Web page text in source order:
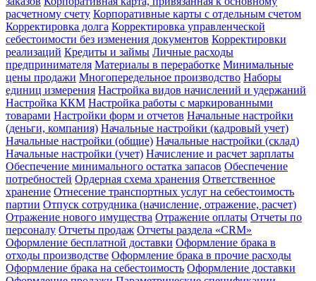
расчетному счету Корпоративные карты с отдельным счетом
Корректировка долга Корректировка управленческой
себестоимости без изменения документов Корректировки
реализаций Кредиты и займы Личные расходы
предпринимателя Материалы в переработке Минимальные
цены продажи Многопередельное производство Наборы
единиц измерения Настройка видов начислений и удержаний
Настройка ККМ Настройка работы с маркированными
товарами Настройки форм и отчетов Начальные настройки
(деньги, компания) Начальные настройки (кадровый учет)
Начальные настройки (общие) Начальные настройки (склад)
Начальные настройки (учет) Начисление и расчет зарплаты
Обеспечение минимального остатка запасов Обеспечение
потребностей Ордерная схема хранения Ответственное
хранение Отнесение транспортных услуг на себестоимость
партии Отпуск сотрудника (начисление, отражение, расчет)
Отражение нового имущества Отражение оплаты Отчеты по
персоналу Отчеты продаж Отчеты раздела «CRM»
Оформление бесплатной доставки Оформление брака в
отходы производстве Оформление брака в прочие расходы
Оформление брака на себестоимость Оформление доставки